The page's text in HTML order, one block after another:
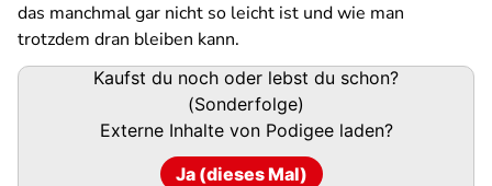
das manchmal gar nicht so leicht ist und wie man
trotzdem dran bleiben kann.
Podigee-
Kaufst du noch oder lebst du schon?
(Sonderfolge)
Externe Inhalte von Podigeeladen?
Ja (dieses Mal)